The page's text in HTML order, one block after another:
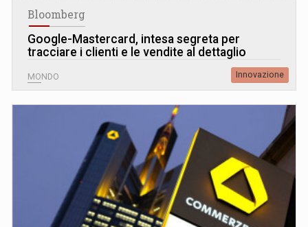
Bloomberg
Google-Mastercard, intesa segreta per
tracciare i clienti e le vendite al dettaglio
MONDO Innovazione